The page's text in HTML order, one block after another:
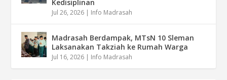
Kedisiplinan
Jul 26, 2026 | Info Madrasah
Madrasah Berdampak, MTsN 10 Sleman
Laksanakan Takziah ke Rumah Warga
Jul 16, 2026 | Info Madrasah